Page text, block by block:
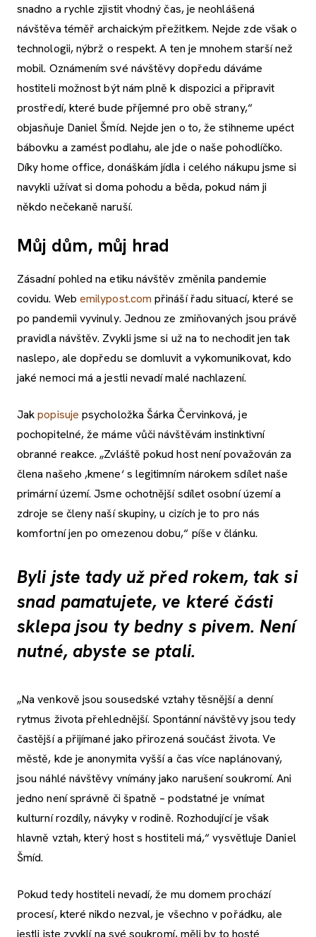
snadno a rychle zjistit vhodný čas, je neohlášená
návštěva téměř archaickým přežitkem. Nejde zde však o
technologii, nýbrž o respekt. A ten je mnohem starší než
mobil. Oznámením své návštěvy dopředu dáváme
hostiteli možnost být nám plně k dispozici a připravit
prostředí, které bude příjemné pro obě strany,“
objasňuje Daniel Šmíd. Nejde jen o to, že stihneme upéct
bábovku a zamést podlahu, ale jde o naše pohodlíčko.
Díky home office, donáškám jídla i celého nákupu jsme si
navykli užívat si doma pohodu a běda, pokud nám ji
někdo nečekaně naruší.
Můj dům, můj hrad
Zásadní pohled na etiku návštěv změnila pandemie
covidu. Web emilypost.com přináší řadu situací, které se
po pandemii vyvinuly. Jednou ze zmiňovaných jsou právě
pravidla návštěv. Zvykli jsme si už na to nechodit jen tak
naslepo, ale dopředu se domluvit a vykomunikovat, kdo
jaké nemoci má a jestli nevadí malé nachlazení.
Jakpopisuje psycholožka Šárka Červinková, je
pochopitelné, že máme vůči návštěvám instinktivní
obranné reakce. „Zvláště pokud host není považován za
člena našeho ,kmene‘ s legitimním nárokem sdílet naše
primární území. Jsme ochotnější sdílet osobní území a
zdroje se členy naší skupiny, u cizích je to pro nás
komfortní jen po omezenou dobu,“ píše v článku.
Byli jste tady už před rokem, tak si
snad pamatujete, ve které části
sklepa jsou ty bedny s pivem. Není
nutné, abyste se ptali.
„Na venkově jsou sousedské vztahy těsnější a denní
rytmus života přehlednější. Spontánní návštěvy jsou tedy
častější a přijímané jako přirozená součást života. Ve
městě, kde je anonymita vyšší a čas více naplánovaný,
jsou náhlé návštěvy vnímány jako narušení soukromí. Ani
jedno není správně či špatně – podstatné je vnímat
kulturní rozdíly, návyky v rodině. Rozhodující je však
hlavně vztah, který host s hostiteli má,“ vysvětluje Daniel
Šmíd.
Pokud tedy hostiteli nevadí, že mu domem prochází
procesí, které nikdo nezval, je všechno v pořádku, ale